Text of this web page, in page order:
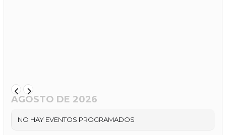
AGOSTO DE 2026
NO HAY EVENTOS PROGRAMADOS